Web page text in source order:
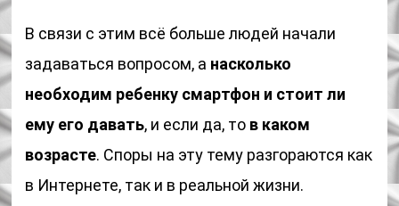
В связи с этим всё больше людей начали
задаваться вопросом, а насколько
необходим ребенку смартфон и стоит ли
ему его давать, и если да, то в каком
возрасте. Споры на эту тему разгораются как
в Интернете, так и в реальной жизни.